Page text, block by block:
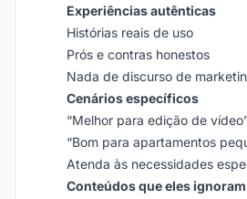
Experiências autênticas
Histórias reais de uso
Prós e contras honestos
Nada de discurso de
Cenários específicos
“Melhor para edição de
“Bom para apartamentos
Atenda às necessidades
Conteúdos que eles